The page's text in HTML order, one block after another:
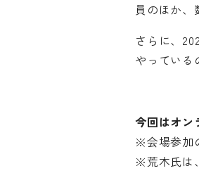
員のほか、
さらに、
やっている
今回はオン
※会場参加
※荒木氏は